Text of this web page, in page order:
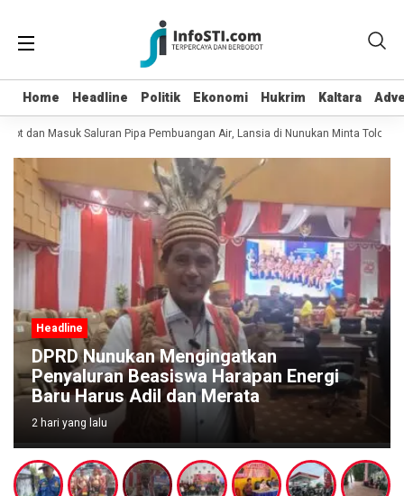
Home Headline Politik Ekonomi Hukrim Kaltara
Home Headline Politik Ekonomi Hukrim Kaltara
dan Masuk Saluran Pipa Pembuangan Air, Lansia di Nunukan Minta Tolong
Headline
DPRD Nunukan Mengingatkan
Penyaluran Beasiswa Harapan Energi
Baru Harus Adil dan Merata
2 hari yang lalu